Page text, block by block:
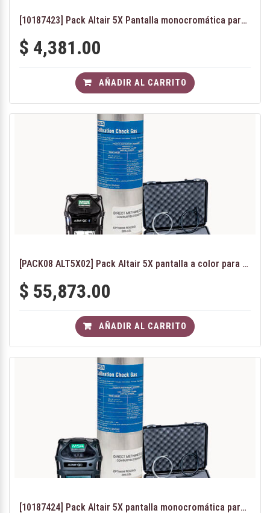
[10187423] Pack Altair 5X Pantalla monocromática para minería subterránea
$ 4,381.00
AÑADIR AL CARRITO
[PACK08 ALT5X02] Pack Altair 5X pantalla a color para aplicaciones petroleras
$ 55,873.00
AÑADIR AL CARRITO
[10187424] Pack Altair 5X pantalla monocromática para aplicaciones petroleras